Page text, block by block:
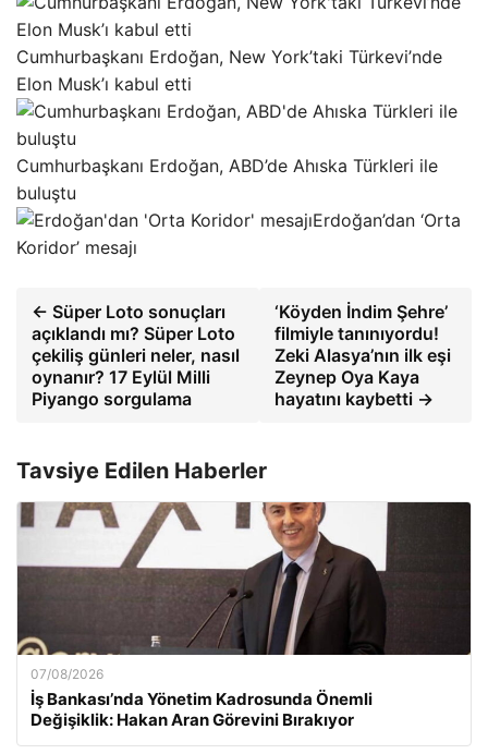
Cumhurbaşkanı Erdoğan, New York’taki Türkevi’nde
Elon Musk’ı kabul etti
Cumhurbaşkanı Erdoğan, ABD’de Ahıska Türkleri ile
buluştu
Erdoğan’dan ‘Orta
Koridor’ mesajı
← Süper Loto sonuçları
açıklandı mı? Süper Loto
çekiliş günleri neler, nasıl
oynanır? 17 Eylül Milli
Piyango sorgulama
‘Köyden İndim Şehre’
filmiyle tanınıyordu!
Zeki Alasya’nın ilk eşi
Zeynep Oya Kaya
hayatını kaybetti →
Tavsiye Edilen Haberler
07/08/2026
İş Bankası’nda Yönetim Kadrosunda Önemli
Değişiklik: Hakan Aran Görevini Bırakıyor